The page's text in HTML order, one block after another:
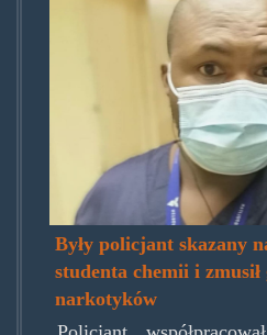
Były policjant skazany
studenta chemii i
narkotyków